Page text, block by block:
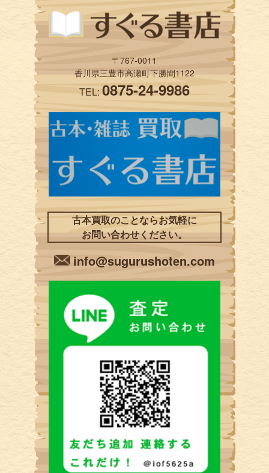
〒767-0011
香川県三豊市高瀬町下勝間1122
TEL:0875-24-9986
古本買取のことならお気軽に
お問い合わせください。
info@sugurushoten.com